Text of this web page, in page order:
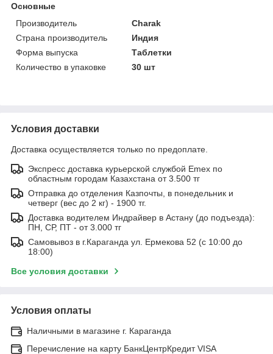
Основные
Производитель
Charak
Страна производитель
Индия
Форма выпуска
Таблетки
Количество в упаковке
30 шт
Условия доставки
Доставка осуществляется только по предоплате.
Экспресс доставка курьерской службой Emex по
областным городам Казахстана от 3.500 тг
Отправка до отделения Казпочты, в понедельник и
четверг (вес до 2 кг) - 1900 тг.
Доставка водителем Индрайвер в Астану (до подъезда):
ПН, СР, ПТ - от 3.000 тг
Самовывоз в г.Караганда ул. Ермекова 52 (с 10:00 до
18:00)
Все условия доставки
Условия оплаты
Наличными в магазине г. Караганда
Перечисление на карту БанкЦентрКредит VISA